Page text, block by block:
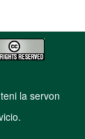
la servon